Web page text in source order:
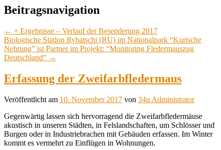
Beitragsnavigation
← + Ergebnisse – Verlauf der Besenderung 2017
Biologische Station Rybatschi (RU) im Nationalpark “Kurische
Nehrung” ist Partner im Projekt: “Monitoring Fledermauszug
Deutschland” →
Erfassung der Zweifarbfledermaus
Veröffentlicht am 10. November 2017 von 34u Administrator
Gegenwärtig lassen sich hervorragend die Zweifarbfledermäuse
akustisch in unseren Städten, in Felslandschaften, um Schlösser und
Burgen oder in Industriebrachen mit Gebäuden erfassen. Im Winter
kommt es vermehrt zu Einflügen in Wohnungen.